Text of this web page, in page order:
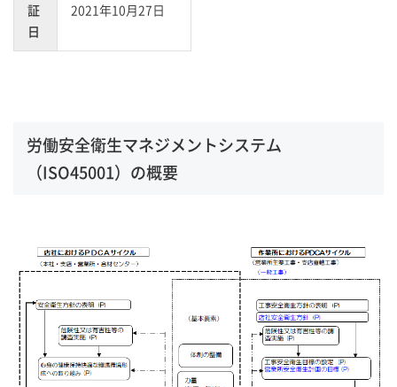
証
日
2021年10月27日
労働安全衛生マネジメントシステム
（ISO45001）の概要